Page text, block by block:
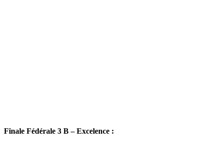
Finale Fédérale 3 B – Excelence :